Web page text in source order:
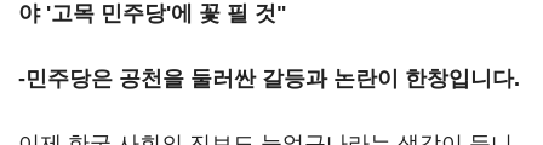
야 '고목 민주당'에 꽃 필 것"
-민주당은 공천을 둘러싼 갈등과 논란이 한창입니다.